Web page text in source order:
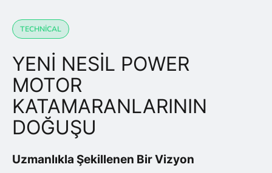
TECHNICAL
YENI NESIL POWER
MOTOR
KATAMARANLARININ
DOĞUŞU
Uzmanlıkla Şekillenen Bir Vizyon